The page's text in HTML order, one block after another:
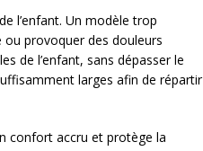
l’enfant. Un modèle trop
provoquer des douleurs
de l’enfant, sans dépasser le
larges afin de répartir
confort accru et protège la